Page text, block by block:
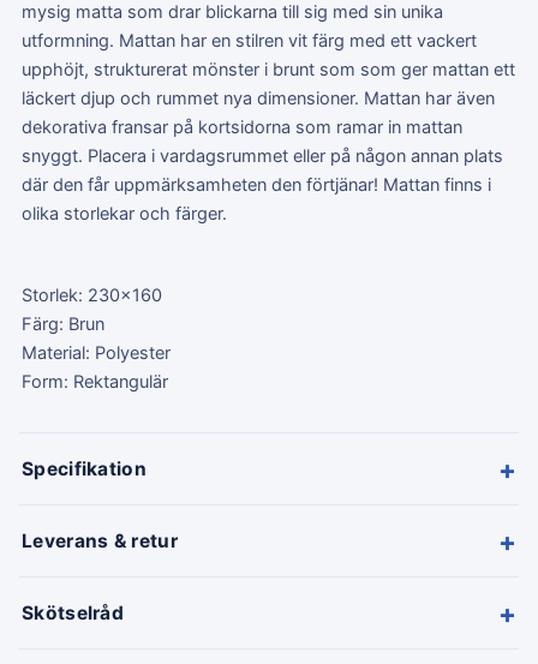
mysig matta som drar blickarna till sig med sin unika
utformning. Mattan har en stilren vit färg med ett vackert
upphöjt, strukturerat mönster i brunt som som ger mattan ett
läckert djup och rummet nya dimensioner. Mattan har även
dekorativa fransar på kortsidorna som ramar in mattan
snyggt. Placera i vardagsrummet eller på någon annan plats
där den får uppmärksamheten den förtjänar! Mattan finns i
olika storlekar och färger.
Storlek: 230x160
Färg: Brun
Material: Polyester
Form: Rektangulär
Specifikation +
Leverans & retur +
Skötselråd +